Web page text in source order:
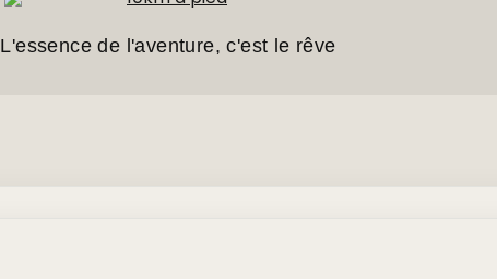
L'essence de l'aventure, c'est le rêve